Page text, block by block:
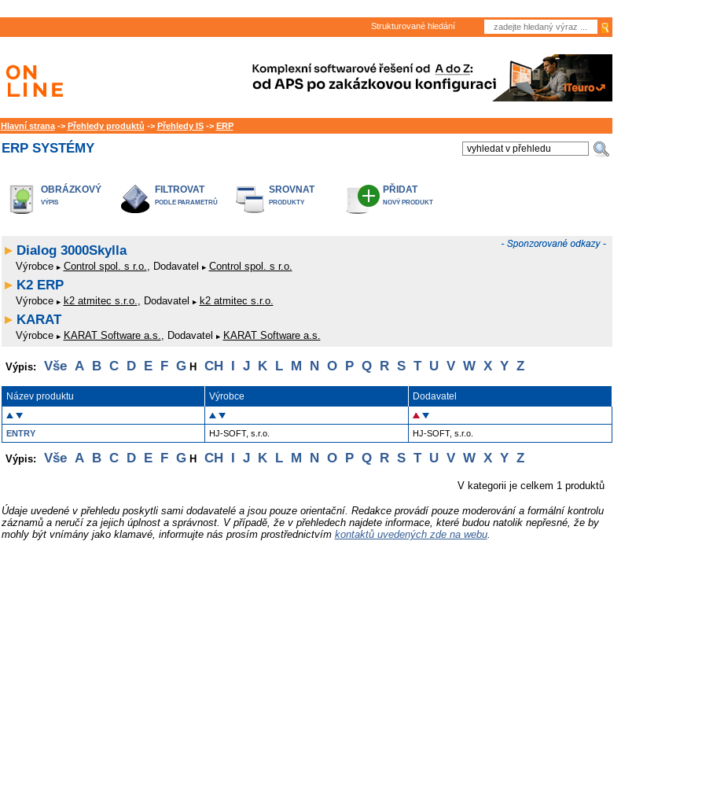
Strukturované hledání
Hlavní strana-> Přehledy produktů -> Přehledy IS-> ERP
ERP SYSTÉMY
OBRÁZKOVÝ
VÝPIS
FILTROVAT
PODLE PARAMETRŮ
SROVNAT
PRODUKTY
PŘIDAT
NOVÝ PRODUKT
Dialog 3000Skylla
Výrobce Control spol. s r.o., Dodavatel Control spol. s r.o.
K2 ERP
Výrobce k2 atmitec s.r.o., Dodavatel k2 atmitec s.r.o.
KARAT
Výrobce KARAT Software a.s., Dodavatel KARAT Software a.s.
Výpis: Vše A B C D E F GH CH I J K L M N O P Q R S T U V W X Y Z
Název produktu Výrobce Dodavatel
ENTRY HJ-SOFT, s.r.o. HJ-SOFT, s.r.o.
Výpis: Vše A B C D E F GH CH I J K L M N O P Q R S T U V W X Y Z
V kategorii je celkem 1 produktů
Údaje uvedené v přehledu poskytli sami dodavatelé a jsou pouze orientační. Redakce provádí pouze moderování a formální kontrolu
záznamů a neručí za jejich úplnost a správnost. V případě, že v přehledech najdete informace, které budou natolik nepřesné, že by
mohly být vnímány jako klamavé, informujte nás prosím prostřednictvím kontaktů uvedených zde na webu.